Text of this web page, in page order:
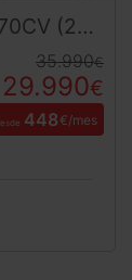
¡Desde 450 €/mes!
35.990€
29.990€
448€/mes